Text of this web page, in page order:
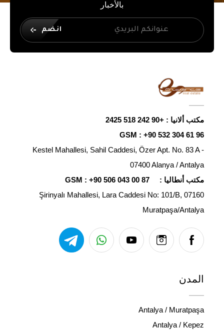
بالأخبار
انضم
مكتب ألانيا : +90 242 518 2425
GSM : +90 532 304 61 96
Kestel Mahallesi, Sahil Caddesi, Özer Apt. No. 83 A -
07400 Alanya / Antalya
مكتب أنطاليا :
GSM : +90 506 043 00 87
Şirinyalı Mahallesi, Lara Caddesi No: 101/B, 07160
Muratpaşa/Antalya
المدن
Antalya / Muratpaşa
Antalya / Kepez